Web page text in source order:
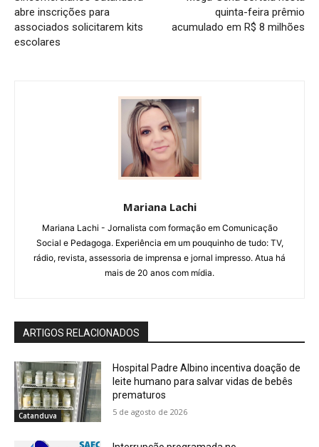
abre inscrições para
associados solicitarem kits
escolares
quinta-feira prêmio
acumulado em R$ 8 milhões
Mariana Lachi
Mariana Lachi - Jornalista com formação em Comunicação
Social e Pedagoga. Experiência em um pouquinho de tudo: TV,
rádio, revista, assessoria de imprensa e jornal impresso. Atua há
mais de 20 anos com mídia.
ARTIGOS RELACIONADOS
Catanduva
Hospital Padre Albino incentiva doação de
leite humano para salvar vidas de bebês
prematuros
5 de agosto de 2026